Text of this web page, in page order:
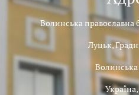
Волинська православна
Луцьк,
Волинська
Україна,